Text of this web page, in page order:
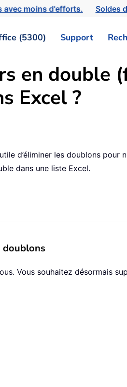
avec moins d'efforts. Soldes
(5300) Support
en double
Excel ?
d’éliminer les doublons pour
dans une liste Excel.
doublons
Vous souhaitez désormais